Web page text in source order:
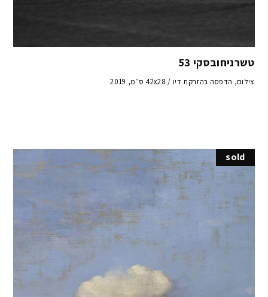
טשרניחובסקי 53
צילום, הדפסה בהזרקת דיו / 42x28 ס״מ, 2019
sold